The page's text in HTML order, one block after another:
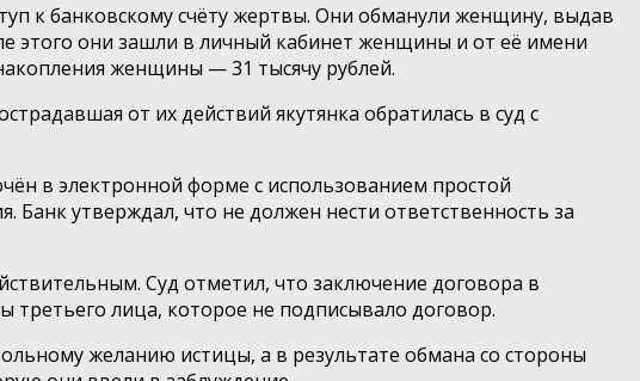
к банковскому счёту жертвы. Они обманули женщину, выдав
этого они зашли в личный кабинет женщины и от её имени
женщины — 31 тысячу рублей.
от их действий якутянка обратилась в суд с
в электронной форме с использованием простой
утверждал, что не должен нести ответственность за
Суд отметил, что заключение договора в
лица, которое не подписывало договор.
желанию истицы, а в результате обмана со стороны